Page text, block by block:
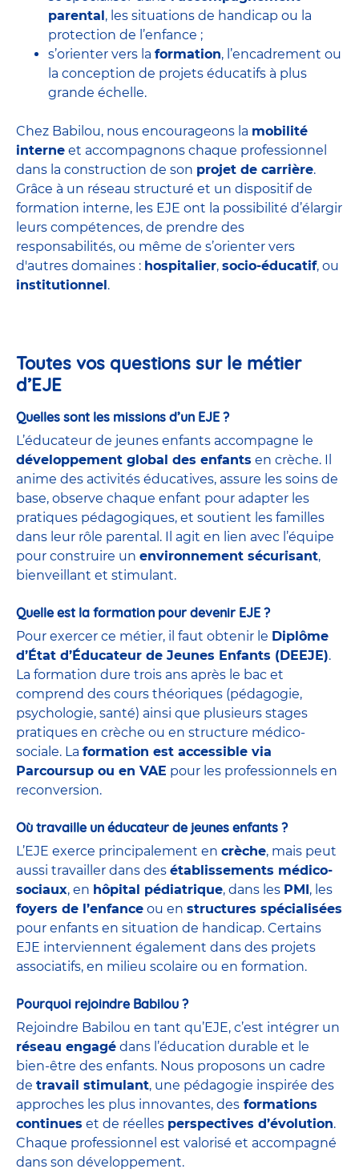
parental, les situations de handicap ou la
protection de l’enfance ;
s’orienter vers la formation, l’encadrement ou
la conception de projets éducatifs à plus
grande échelle.
Chez Babilou, nous encourageons la mobilité
interne et accompagnons chaque professionnel
dans la construction de son projet de carrière.
Grâce à un réseau structuré et un dispositif de
formation interne, les EJE ont la possibilité d’élargir
leurs compétences, de prendre des
responsabilités, ou même de s’orienter vers
d'autres domaines : hospitalier, socio-éducatif, ou
institutionnel.
Toutes vos questions sur le métier
d’EJE
Quelles sont les missions d’un EJE ?
L’éducateur de jeunes enfants accompagne le
développement global des enfants en crèche. Il
anime des activités éducatives, assure les soins de
base, observe chaque enfant pour adapter les
pratiques pédagogiques, et soutient les familles
dans leur rôle parental. Il agit en lien avec l’équipe
pour construire un environnement sécurisant,
bienveillant et stimulant.
Quelle est la formation pour devenir EJE ?
Pour exercer ce métier, il faut obtenir le Diplôme
d’État d’Éducateur de Jeunes Enfants (DEEJE).
La formation dure trois ans après le bac et
comprend des cours théoriques (pédagogie,
psychologie, santé) ainsi que plusieurs stages
pratiques en crèche ou en structure médico-
sociale. La formation est accessible via
Parcoursup ou en VAE pour les professionnels en
reconversion.
Où travaille un éducateur de jeunes enfants ?
L’EJE exerce principalement en crèche, mais peut
aussi travailler dans des établissements médico-
sociaux, en hôpital pédiatrique, dans les PMI, les
foyers de l’enfance ou en structures spécialisées
pour enfants en situation de handicap. Certains
EJE interviennent également dans des projets
associatifs, en milieu scolaire ou en formation.
Pourquoi rejoindre Babilou ?
Rejoindre Babilou en tant qu’EJE, c’est intégrer un
réseau engagé dans l’éducation durable et le
bien-être des enfants. Nous proposons un cadre
de travail stimulant, une pédagogie inspirée des
approches les plus innovantes, des formations
continues et de réelles perspectives d’évolution.
Chaque professionnel est valorisé et accompagné
dans son développement.